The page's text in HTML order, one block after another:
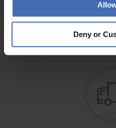
Deny or
Sur facture
échelonné